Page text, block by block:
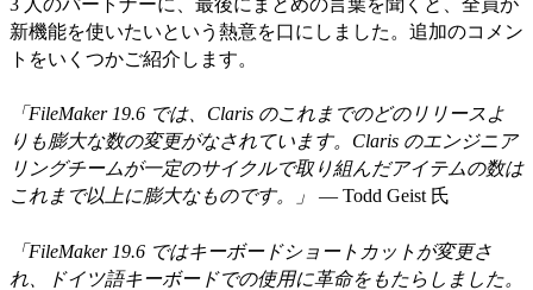
新機能を使いたいという熱意を口にしました。追加のコメン
トをいくつかご紹介します。
「FileMaker 19.6 では、Claris のこれまでのどのリリースよ
りも膨大な数の変更がなされています。Claris のエンジニア
リングチームが一定のサイクルで取り組んだアイテムの数は
これまで以上に膨大なものです。」
— Todd Geist 氏
「FileMaker 19.6 ではキーボードショートカットが変更さ
れ、ドイツ語キーボードでの使用に革命をもたらしました。